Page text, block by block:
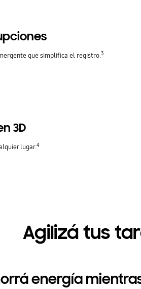
que simplifica el registro.3
3D
lugar.4
Agilizá tus
energía